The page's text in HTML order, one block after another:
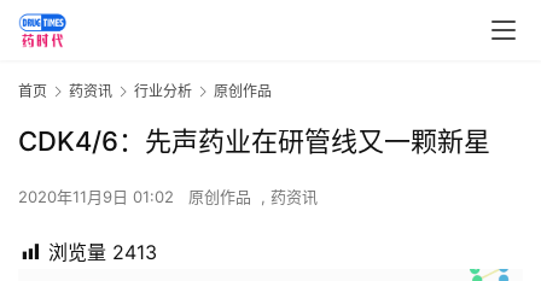
首页 药资讯 行业分析 原创作品
CDK4/6：先声药业在研管线又一颗新星
2020年11月9日 01:02 原创作品 , 药资讯
浏览量 2413